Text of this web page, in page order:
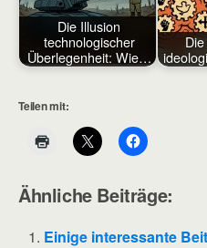
Die Illusion
technologischer
Überlegenheit: Wie…
Teilen mit:
Ähnliche Beiträge:
Einige interessante